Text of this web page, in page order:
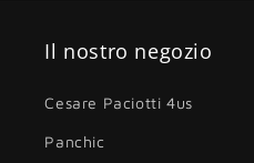
Il nostro negozio
Cesare Paciotti 4us
Panchic